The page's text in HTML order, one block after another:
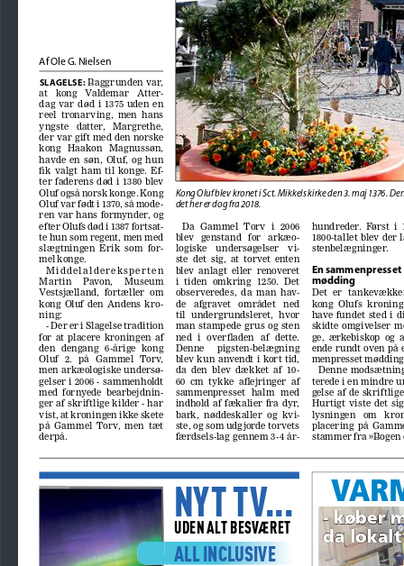
- køber
da lokalt
ALL INCLUSIVE
NYT TV...
UDEN ALT BESVÆRET
Af Ole G. Nielsen
SLAGELSE: Baggrunden var,
at   kong   Valdemar   Atter-
dag  var  død  i  1375  uden  en
reel  tronarving,  men  hans
yngste   datter,   Margrethe,
der var gift med den norske
kong   Haakon   Magnussøn,
havde  en  søn,  Oluf,  og  hun
fik  valgt  ham  til  konge.  Ef-
ter  faderens  død  i  1380  blev
Oluf også norsk konge. Kong
Oluf var født i 1370, så mode
ren  var  hans  formynder,  og
efter Olufs død i 1387 fortsat-
te hun som regent, men med
slægtningen  Erik  som  for-
mel konge.
Middelaldereksperten
Martin     Pavon,     Museum
Vestsjælland,  fortæller  om
kong  Oluf  den  Andens  kro-
ning:
- Der er i Slagelse tradition
for  at  placere  kroningen  af
den   dengang   6-årige   kong
Oluf   2.   på   Gammel   Torv,
men arkæologiske undersø-
gelser i 2006 - sammenholdt
med  fornyede  bearbejdnin
ger af skriftlige kilder - har
vist, at kroningen ikke skete
på  Gammel  Torv,  men  tæt
derpå.
Da   Gammel   Torv   i   2006
blev   genstand   for   arkæo-
logiske    undersøgelser    vi-
ste  det  sig,  at  torvet  enten
blev  anlagt  eller  renoveret
i  tiden  omkring  1250.  Det
observeredes,  da  man  hav-
de   afgravet   området   ned
til   undergrundsleret,   hvor
man  stampede  grus  og  sten
ned   i   overfladen   af   dette.
Denne      pigsten-belægning
blev  kun  anvendt  i  kort  tid,
da  den  blev  dækket  af  10-
60  cm  tykke  aflejringer  af
sammenpresset   halm   med
indhold  af  fækalier  fra  dyr,
bark,  nøddeskaller  og  kvi-
ste, og som udgjorde torvets
færdsels-lag  gennem  3-4  år-
hundreder.  Først  i
1800-tallet  blev  der
stenbelægninger.
En sammenpresset
mødding
Det   er
kong  Olufs
have  fundet  sted  i
skidte  omgivelser
ge,  ærkebiskop  og
ende rundt oven på
menpresset
Denne
terede i en mindre
gelse  af  de
Hurtigt  viste  det
lysningen   om
placering  på
stammer fra »Bogen
Kong Oluf blev kronet i Sct. Mikkels kirke den 3. maj 1376.
det her er dog fra 2018.